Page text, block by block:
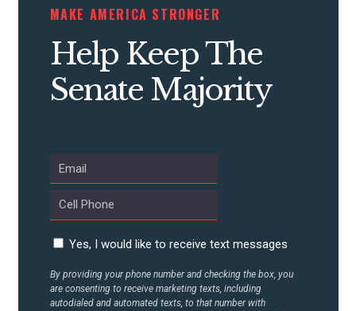
UPDATES
ACTION CENTER
ABOUT US
CONTACT US
MAKE AMERICA STRONGER
Help Keep The
Senate Majority
Yes, I would like to receive text messages
By providing your phone number and checking the box, you
are consenting to receive marketing texts, including
autodialed and automated texts, to that number with